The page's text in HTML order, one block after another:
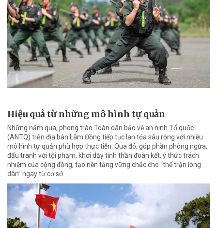
Hiệu quả từ những mô hình tự quản
Những năm qua, phong trào Toàn dân bảo vệ an ninh Tổ quốc
(ANTQ) trên địa bàn Lâm Đồng tiếp tục lan tỏa sâu rộng với nhiều
mô hình tự quản phù hợp thực tiễn. Qua đó, góp phần phòng ngừa,
đấu tranh với tội phạm, khơi dậy tinh thần đoàn kết, ý thức trách
nhiệm của cộng đồng, tạo nền tảng vững chắc cho “thế trận lòng
dân” ngay từ cơ sở.